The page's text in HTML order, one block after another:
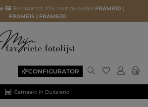
🖼️ Bespaar tot 20% met de codes FRAME10 |
FRAME15 | FRAME20
CONFIGURATOR Je hebt 0
Gemaakt in Duitsland